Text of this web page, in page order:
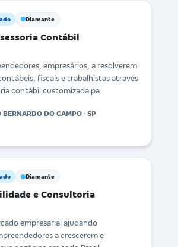
Diamante
Contábil
empresários, a resolverem
fiscais e trabalhistas através
contábil customizada pa
BERNARDO DO CAMPO · SP
Diamante
e Consultoria
empresarial ajudando
a crescerem e